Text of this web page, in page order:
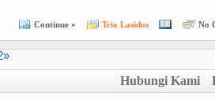
Continue » Trio Lasidos No
»
Hubungi Kami